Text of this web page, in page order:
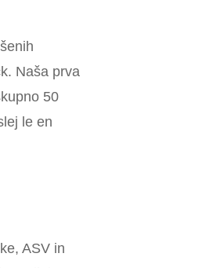
Naša prva
50
le en
ASV in